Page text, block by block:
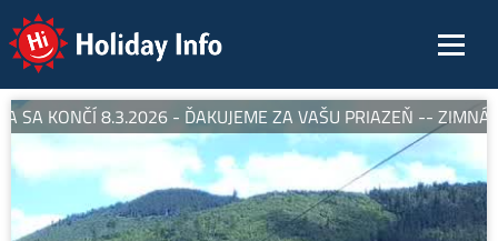
Holiday Info
SA KONČÍ 8.3.2026 - ĎAKUJEME ZA VAŠU PRIAZEŇ -- ZIMNÁ